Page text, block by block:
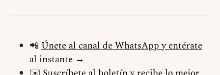
📲 Únete al canal de WhatsApp y entérate
al instante →